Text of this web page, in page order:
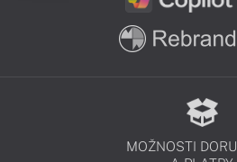
MOŽNOSTI